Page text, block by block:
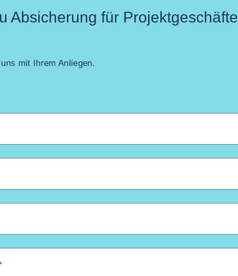
Absicherung für Projektgeschäfte
mit Ihrem Anliegen.